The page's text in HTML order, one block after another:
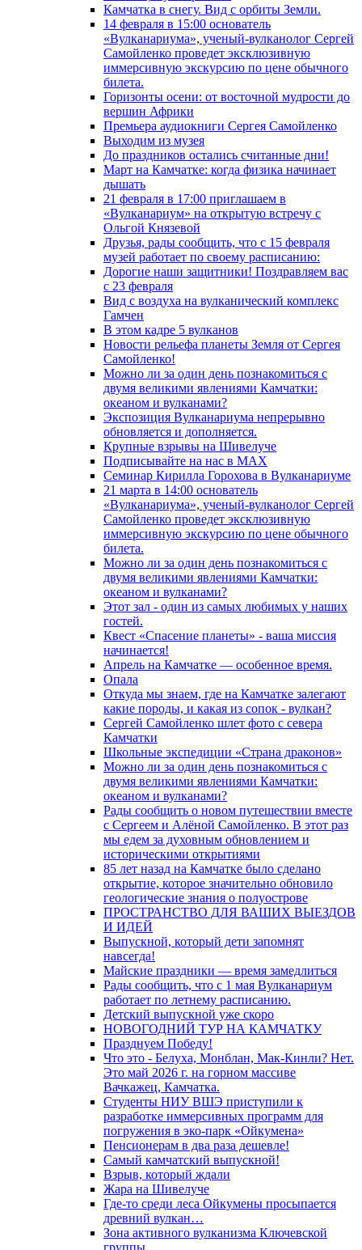
Камчатка в снегу. Вид с орбиты Земли.
14 февраля в 15:00 основатель
«Вулканариума», ученый-вулканолог Сергей
Самойленко проведет эксклюзивную
иммерсивную экскурсию по цене обычного
билета.
Горизонты осени: от восточной мудрости до
вершин Африки
Премьера аудиокниги Сергея Самойленко
Выходим из музея
До праздников остались считанные дни!
Март на Камчатке: когда физика начинает
дышать
21 февраля в 17:00 приглашаем в
«Вулканариум» на открытую встречу с
Ольгой Князевой
Друзья, рады сообщить, что с 15 февраля
музей работает по своему расписанию:
Дорогие наши защитники! Поздравляем вас
с 23 февраля
Вид с воздуха на вулканический комплекс
Гамчен
В этом кадре 5 вулканов
Новости рельефа планеты Земля от Сергея
Самойленко!
Можно ли за один день познакомиться с
двумя великими явлениями Камчатки:
океаном и вулканами?
Экспозиция Вулканариума непрерывно
обновляется и дополняется.
Крупные взрывы на Шивелуче
Подписывайте на нас в MAX
Семинар Кирилла Горохова в Вулканариуме
21 марта в 14:00 основатель
«Вулканариума», ученый-вулканолог Сергей
Самойленко проведет эксклюзивную
иммерсивную экскурсию по цене обычного
билета.
Можно ли за один день познакомиться с
двумя великими явлениями Камчатки:
океаном и вулканами?
Этот зал - один из самых любимых у наших
гостей.
Квест «Спасение планеты» - ваша миссия
начинается!
Апрель на Камчатке — особенное время.
Опала
Откуда мы знаем, где на Камчатке залегают
какие породы, и какая из сопок - вулкан?
Сергей Самойленко шлет фото с севера
Камчатки
Школьные экспедиции «Страна драконов»
Можно ли за один день познакомиться с
двумя великими явлениями Камчатки:
океаном и вулканами?
Рады сообщить о новом путешествии вместе
с Сергеем и Алёной Самойленко. В этот раз
мы едем за духовным обновлением и
историческими открытиями
85 лет назад на Камчатке было сделано
открытие, которое значительно обновило
геологические знания о полуострове
ПРОСТРАНСТВО ДЛЯ ВАШИХ ВЫЕЗДОВ
И ИДЕЙ
Выпускной, который дети запомнят
навсегда!
Майские праздники — время замедлиться
Рады сообщить, что с 1 мая Вулканариум
работает по летнему расписанию.
Детский выпускной уже скоро
НОВОГОДНИЙ ТУР НА КАМЧАТКУ
Празднуем Победу!
Что это - Белуха, Монблан, Мак-Кинли? Нет.
Это май 2026 г. на горном массиве
Вачкажец, Камчатка.
Студенты НИУ ВШЭ приступили к
разработке иммерсивных программ для
погружения в эко-парк «Ойкумена»
Пенсионерам в два раза дешевле!
Самый камчатский выпускной!
Взрыв, который ждали
Жара на Шивелуче
Где-то среди леса Ойкумены просыпается
древний вулкан…
Зона активного вулканизма Ключевской
группы